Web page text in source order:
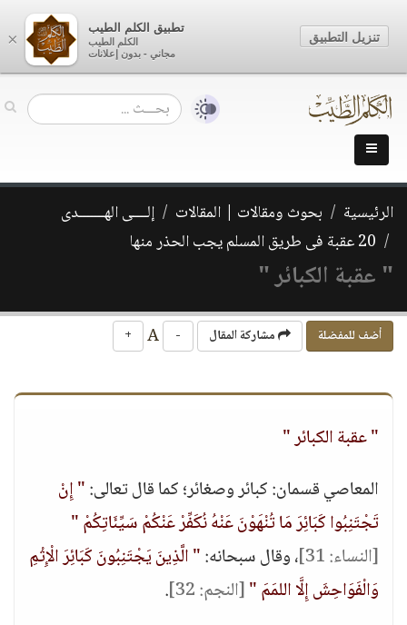
الرئيسية بحوث ومقالات | المقالات
إلــــى الهـــــــدى
20 عقبة فى طريق المسلم يجب الحذر منها
" عقبة الكبائر "
أضف للمفضلة مشاركة المقال -
+
" عقبة الكبائر "
المعاصي قسمان: كبائر وصغائر؛ كما قال تعالى:" إِنْ
تَجْتَنِبُوا كَبَائِرَ مَا تُنْهَوْنَ عَنْهُ نُكَفِّرْ عَنْكُمْ سَيِّئَاتِكُمْ "
[النساء: 31]
، وقال سبحانه:" الَّذِينَ يَجْتَنِبُونَ كَبَائِرَ الْإِثْمِ
وَالْفَوَاحِشَ إِلَّا اللمَمَ "[النجم: 32]
.
×
تطبيق الكلم الطيب
الكلم الطيب
مجاني - بدون إعلانات
تنزيل التطبيق